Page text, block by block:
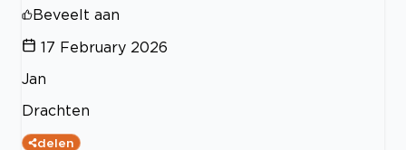
Beveelt aan
17 February 2026
Jan
Drachten
delen